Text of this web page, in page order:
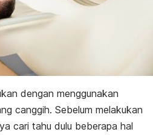
dengan menggunakan
canggih. Sebelum melakukan
cari tahu dulu beberapa hal